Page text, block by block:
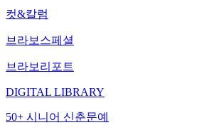
컷&칼럼
브라보스페셜
브라보리포트
DIGITAL LIBRARY
50+ 시니어 신춘문예